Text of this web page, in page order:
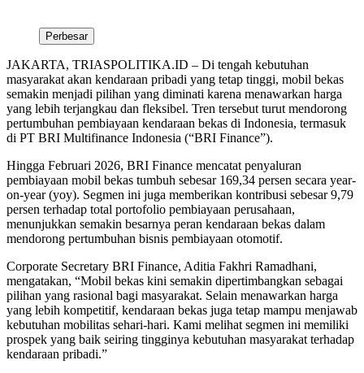
Perbesar
JAKARTA, TRIASPOLITIKA.ID – Di tengah kebutuhan
masyarakat akan kendaraan pribadi yang tetap tinggi, mobil bekas
semakin menjadi pilihan yang diminati karena menawarkan harga
yang lebih terjangkau dan fleksibel. Tren tersebut turut mendorong
pertumbuhan pembiayaan kendaraan bekas di Indonesia, termasuk
di PT BRI Multifinance Indonesia (“BRI Finance”).
Hingga Februari 2026, BRI Finance mencatat penyaluran
pembiayaan mobil bekas tumbuh sebesar 169,34 persen secara year-
on-year (yoy). Segmen ini juga memberikan kontribusi sebesar 9,79
persen terhadap total portofolio pembiayaan perusahaan,
menunjukkan semakin besarnya peran kendaraan bekas dalam
mendorong pertumbuhan bisnis pembiayaan otomotif.
Corporate Secretary BRI Finance, Aditia Fakhri Ramadhani,
mengatakan, “Mobil bekas kini semakin dipertimbangkan sebagai
pilihan yang rasional bagi masyarakat. Selain menawarkan harga
yang lebih kompetitif, kendaraan bekas juga tetap mampu menjawab
kebutuhan mobilitas sehari-hari. Kami melihat segmen ini memiliki
prospek yang baik seiring tingginya kebutuhan masyarakat terhadap
kendaraan pribadi.”